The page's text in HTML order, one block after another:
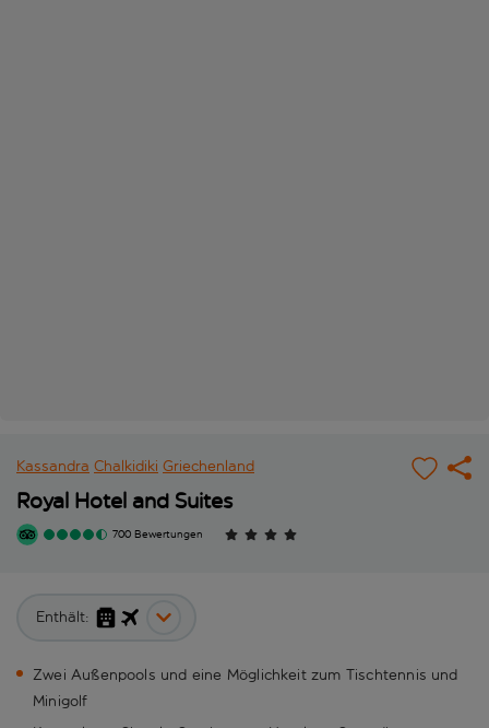
Kassandra Chalkidiki Griechenland
Royal Hotel and Suites
700 Bewertungen
Enthält:
Zwei Außenpools und eine Möglichkeit zum Tischtennis und
Minigolf